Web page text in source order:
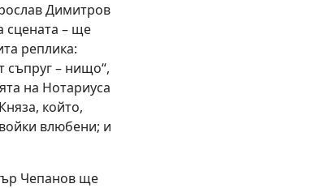
Димитров
сцената – ще
реплика:
съпруг – нищо“,
на Нотариуса
който,
влюбени; и
Чепанов ще